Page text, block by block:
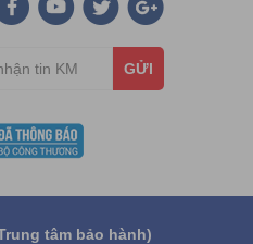
GỬI
tâm bảo hành)